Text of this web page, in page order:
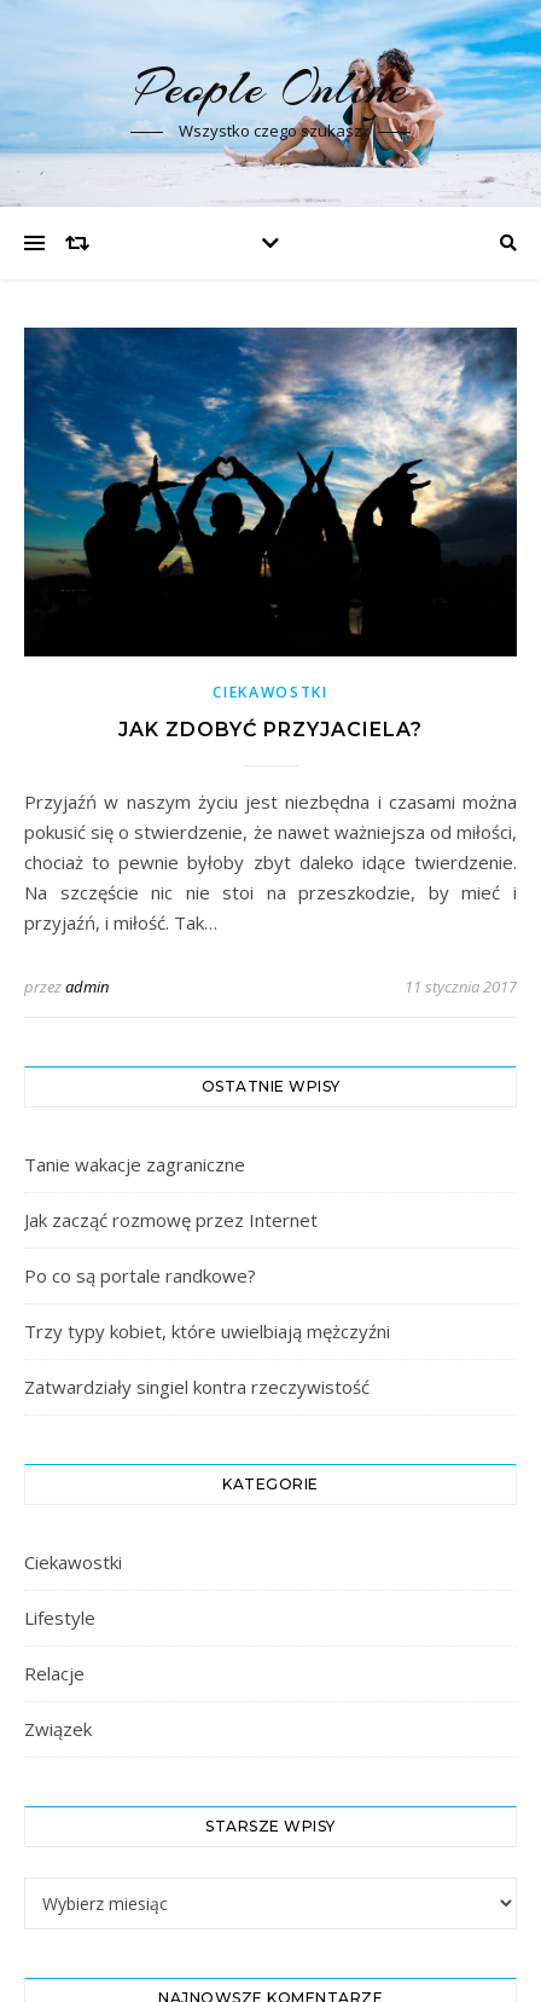
People Online
Wszystko czego szukasz
CIEKAWOSTKI
JAK ZDOBYĆ PRZYJACIELA?
Przyjaźń w naszym życiu jest niezbędna i czasami można
pokusić się o stwierdzenie, że nawet ważniejsza od miłości,
chociaż to pewnie byłoby zbyt daleko idące twierdzenie.
Na szczęście nic nie stoi na przeszkodzie, by mieć i
przyjaźń, i miłość. Tak…
przezadmin 11 stycznia 2017
OSTATNIE WPISY
Tanie wakacje zagraniczne
Jak zacząć rozmowę przez Internet
Po co są portale randkowe?
Trzy typy kobiet, które uwielbiają mężczyźni
Zatwardziały singiel kontra rzeczywistość
KATEGORIE
Ciekawostki
Lifestyle
Relacje
Związek
STARSZE WPISY
NAJNOWSZE KOMENTARZE